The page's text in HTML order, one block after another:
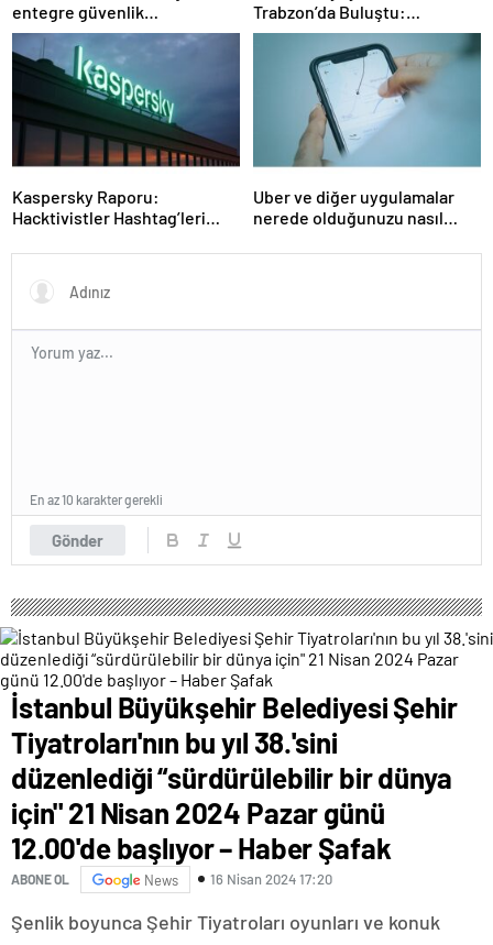
entegre güvenlik
sistemlerine önem artacak”-
Haber Şafak
Trabzon’da Buluştu:
STEAMFEST’te Bilim Rüzgârı
Esti!- Haber Şafak
Kaspersky Raporu:
Hacktivistler Hashtag’leri
Kullanıyor, 2025’te
Saldırılarda DDoS Öne
Çıkıyor- Haber Şafak
Uber ve diğer uygulamalar
nerede olduğunuzu nasıl
Gönder
En az 10 karakter gerekli
İstanbul Büyükşehir Belediyesi Şehir
Tiyatroları'nın bu yıl 38.'sini
düzenlediği “sürdürülebilir bir dünya
için" 21 Nisan 2024 Pazar günü
12.00'de başlıyor – Haber Şafak
ABONE OL News 16 Nisan 2024 17:20
Şenlik boyunca Şehir Tiyatroları oyunları ve konuk